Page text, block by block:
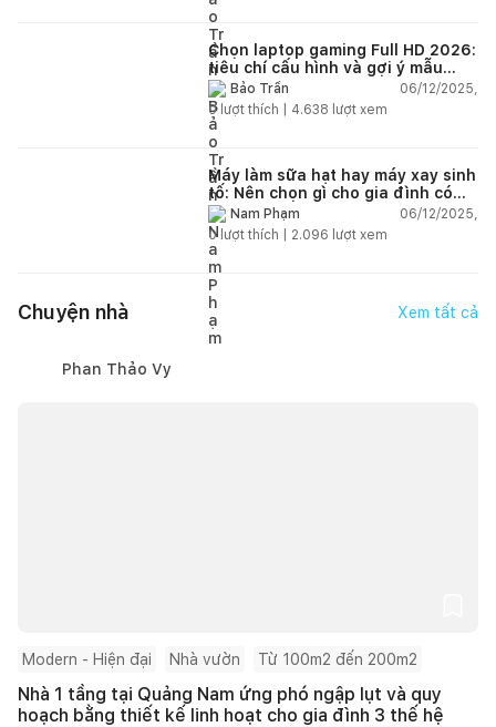
Chọn laptop gaming Full HD 2026:
tiêu chí cấu hình và gợi ý mẫu
đáng mua
Bảo Trần
06/12/2025,
0lượt thích | 4.638 lượt xem
Máy làm sữa hạt hay máy xay sinh
tố: Nên chọn gì cho gia đình có
trẻ nhỏ (2–4 người)?
Nam Phạm
06/12/2025,
0lượt thích | 2.096 lượt xem
Chuyện nhà Xem tất cả
Phan Thảo Vy
Modern - Hiện đại Nhà vườn Từ 100m2 đến 200m2
Nhà 1 tầng tại Quảng Nam ứng phó ngập lụt và quy
hoạch bằng thiết kế linh hoạt cho gia đình 3 thế hệ